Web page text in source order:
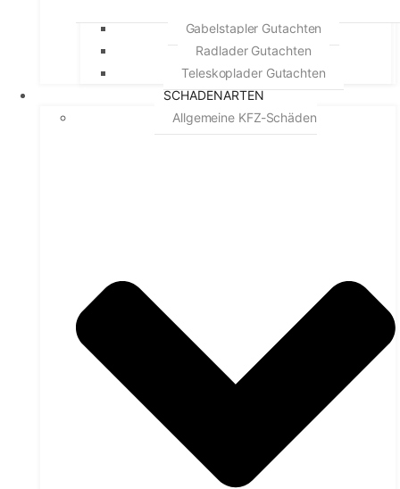
Gabelstapler Gutachten
Radlader Gutachten
Teleskoplader Gutachten
SCHADENARTEN
Allgemeine KFZ-Schäden